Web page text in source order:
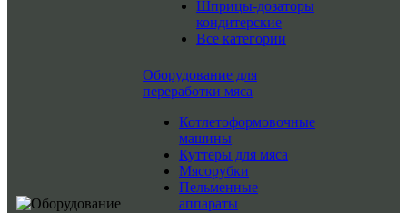
Шприцы-дозаторы
кондитерские
Все категории
Оборудование для
переработки мяса
Котлетоформовочные
машины
Куттеры для мяса
Мясорубки
Пельменные
аппараты